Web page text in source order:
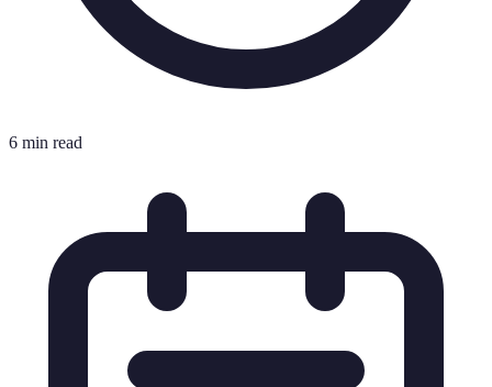
6 min read